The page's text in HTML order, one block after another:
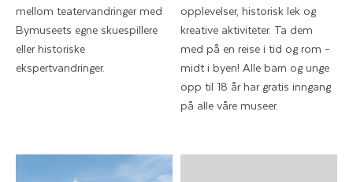
mellom teatervandringer med
Bymuseets egne skuespillere
eller historiske
ekspertvandringer.
opplevelser, historisk lek og
kreative aktiviteter. Ta dem
med på en reise i tid og rom –
midt i byen! Alle barn og unge
opp til 18 år har gratis inngang
på alle våre museer.